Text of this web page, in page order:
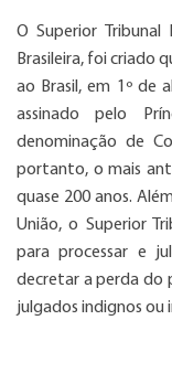
O Superior
Brasileira, foi criado
ao Brasil, em 1º de
assinado pelo
denominação de
portanto, o mais
quase 200 anos.
União, o Superior
para processar e
decretar a perda do
julgados indignos ou